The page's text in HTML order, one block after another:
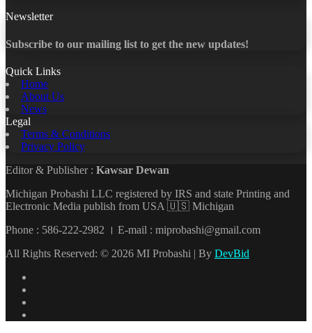
Newsletter
Subscribe to our mailing list to get the new updates!
Quick Links
Home
About Us
News
Legal
Terms & Conditions
Privacy Policy
Editor & Publisher : Kawsar Dewan
Michigan Probashi LLC registered by IRS and state Printing and
Electronic Media publish from USA 🇺🇸 Michigan
Phone : 586-222-2982 । E-mail : miprobashi@gmail.com
All Rights Reserved: © 2026 MI Probashi | By DevBid